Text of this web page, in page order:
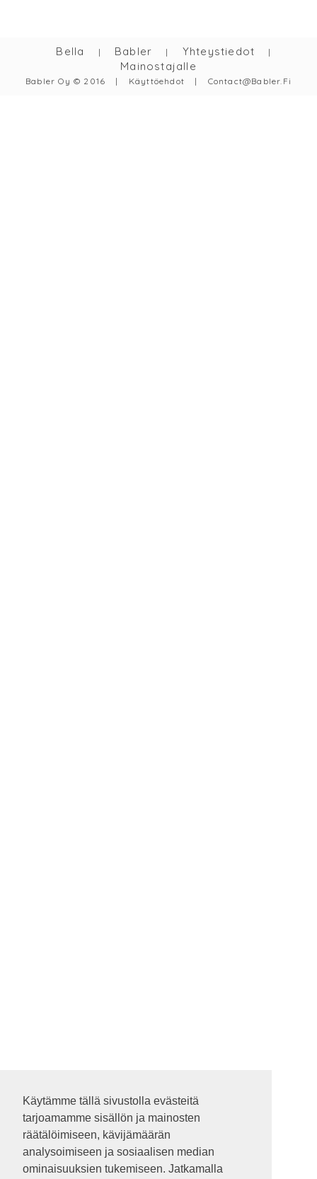
Käytämme tällä sivustolla evästeitä
tarjoamamme sisällön ja mainosten
räätälöimiseen, kävijämäärän
analysoimiseen ja sosiaalisen median
ominaisuuksien tukemiseen. Jatkamalla
Käytämme tällä sivustolla evästeitä
tarjoamamme sisällön ja mainosten
räätälöimiseen, kävijämäärän
analysoimiseen ja sosiaalisen median
ominaisuuksien tukemiseen. Jatkamalla
Bella | Babler | Yhteystiedot |
Mainostajalle
Babler Oy © 2016 | Käyttöehdot | Contact@babler.fi